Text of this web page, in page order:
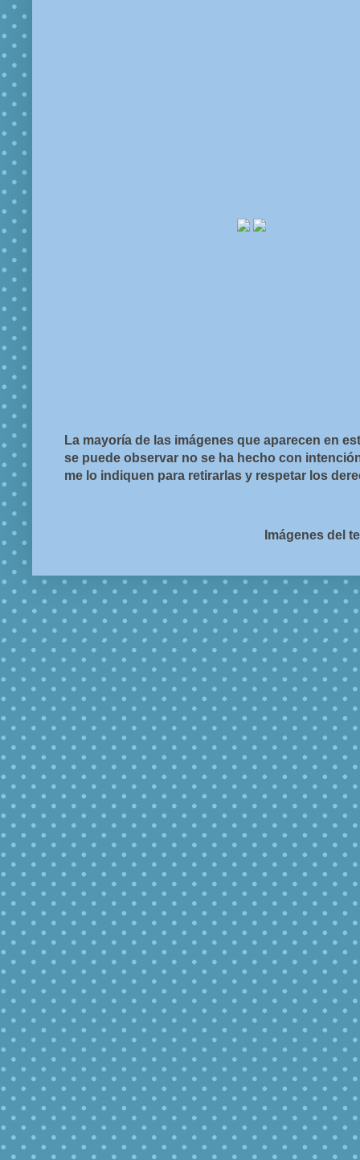
La mayoría de las imágenes que aparecen en
se puede observar no se ha hecho con
me lo indiquen para retirarlas y respetar los
Imágenes del